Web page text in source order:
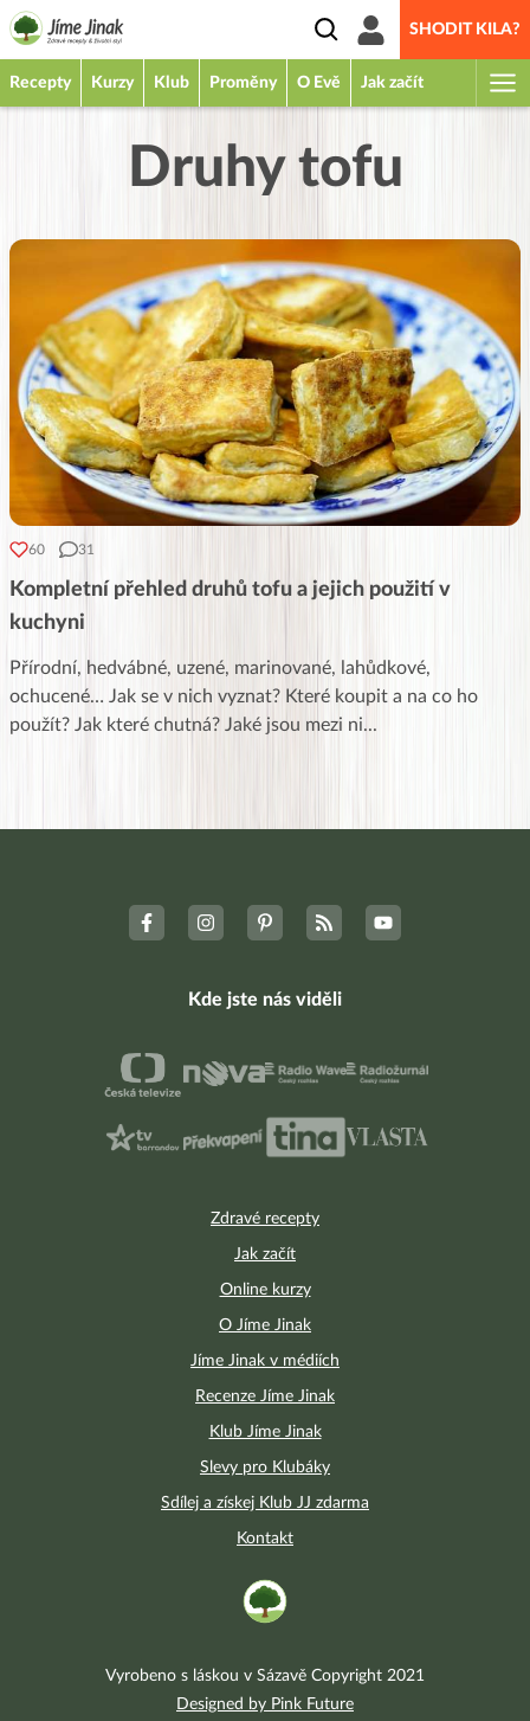
SHODIT KILA?
Recepty Kurzy Klub Proměny O Evě Jak začít
Druhy tofu
60 31
Kompletní přehled druhů tofu a jejich použití v
kuchyni
Přírodní, hedvábné, uzené, marinované, lahůdkové,
ochucené… Jak se v nich vyznat? Které koupit a na co ho
použít? Jak které chutná? Jaké jsou mezi ni...
Zdravé recepty
Jak začít
Online kurzy
O Jíme Jinak
Jíme Jinak v médiích
Recenze Jíme Jinak
Klub Jíme Jinak
Slevy pro Klubáky
Sdílej a získej Klub JJ zdarma
Kontakt
Kde jste nás viděli
Vyrobeno s láskou v Sázavě Copyright 2021
Designed by Pink Future